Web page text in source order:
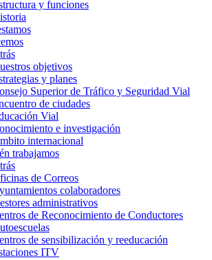
y funciones
objetivos
y planes
Superior de Tráfico y Seguridad Vial
de ciudades
Vial
e investigación
internacional
trabajamos
de Correos
colaboradores
administrativos
de Reconocimiento de Conductores
de sensibilización y reeducación
ITV